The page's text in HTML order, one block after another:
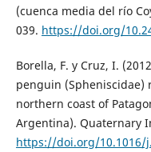
(cuenca media del río
039. https://doi.org/
Borella, F. y Cruz, I.
penguin (Spheniscidae)
northern coast of
Argentina). Quaternary
https://doi.org/10.1016/